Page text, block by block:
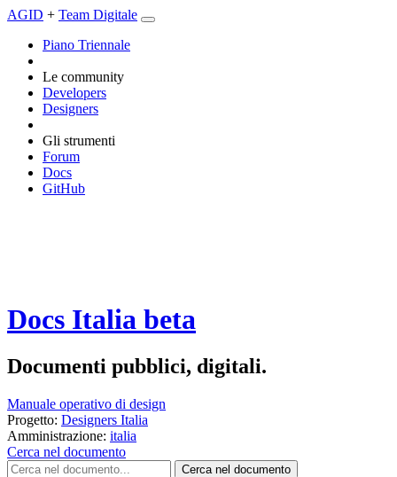
AGID + Team Digitale
Piano Triennale
Le community
Developers
Designers
Gli strumenti
Forum
Docs
GitHub
Docs Italia beta
Documenti pubblici, digitali.
Manuale operativo di design
Progetto: Designers Italia
Amministrazione: italia
Cerca nel documento
Cerca nel documento